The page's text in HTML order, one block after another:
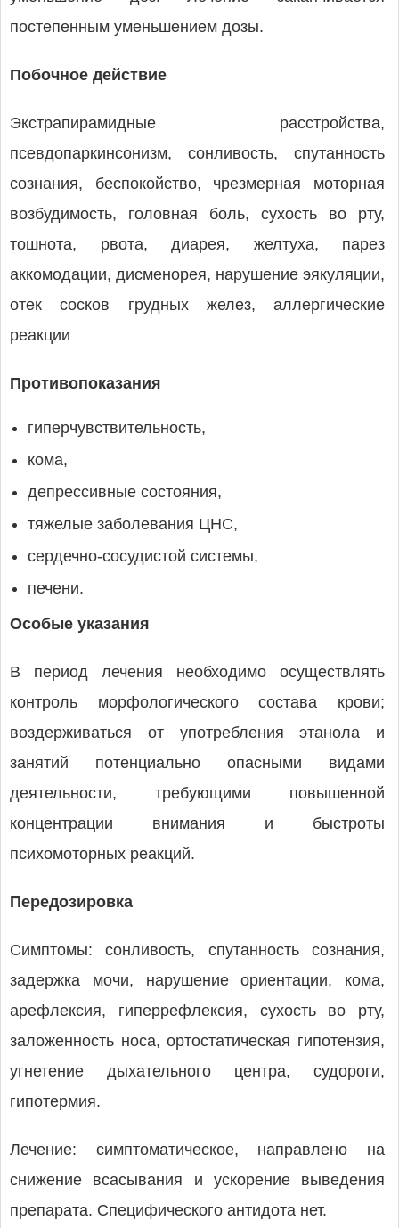
постепенным уменьшением дозы.
Побочное действие
Экстрапирамидные расстройства,
псевдопаркинсонизм, сонливость, спутанность
сознания, беспокойство, чрезмерная моторная
возбудимость, головная боль, сухость во рту,
тошнота, рвота, диарея, желтуха, парез
аккомодации, дисменорея, нарушение эякуляции,
отек сосков грудных желез, аллергические
реакции
Противопоказания
гиперчувствительность,
кома,
депрессивные состояния,
тяжелые заболевания ЦНС,
сердечно-сосудистой системы,
печени.
Особые указания
В период лечения необходимо осуществлять
контроль морфологического состава крови;
воздерживаться от употребления этанола и
занятий потенциально опасными видами
деятельности, требующими повышенной
концентрации внимания и быстроты
психомоторных реакций.
Передозировка
Симптомы: сонливость, спутанность сознания,
задержка мочи, нарушение ориентации, кома,
арефлексия, гиперрефлексия, сухость во рту,
заложенность носа, ортостатическая гипотензия,
угнетение дыхательного центра, судороги,
гипотермия.
Лечение: симптоматическое, направлено на
снижение всасывания и ускорение выведения
препарата. Специфического антидота нет.